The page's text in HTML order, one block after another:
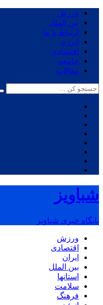
ورزش
بین الملل
ارتباط با ما
انرژی
اقتصادی
جامعه
مقالات
شباویز
پایگاه خبری شباویز
ورزش
اقتصادی
ایران
بین الملل
استانها
سلامت
فرهنگ